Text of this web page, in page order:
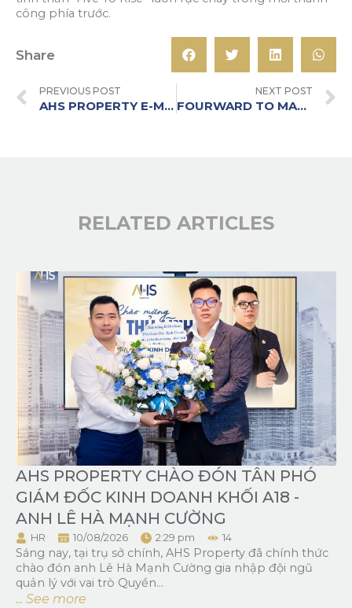
công phía trước.
Share
PREVIOUS POST
AHS PROPERTY E-MAGAZINE: 5 NĂM VỮNG TÂM · BỨT PHÁ · VƯƠN TẦM
NEXT POST
FOURWARD TO MASTERY – DẤU ẤN MỘT SỰ KIỆN, MỞ RA MỘT KỶ NGUYÊN HỢP LỰC
RELATED ARTICLES
AHS PROPERTY CHÀO ĐÓN TÂN PHÓ
GIÁM ĐỐC KINH DOANH KHỐI A18 -
ANH LÊ HÀ MẠNH CƯỜNG
HR 10/08/2026 2:29 pm 14
Sáng nay, tại trụ sở chính, AHS Property đã chính thức
chào đón anh Lê Hà Mạnh Cường gia nhập đội ngũ
quản lý với vai trò Quyền...
... See more